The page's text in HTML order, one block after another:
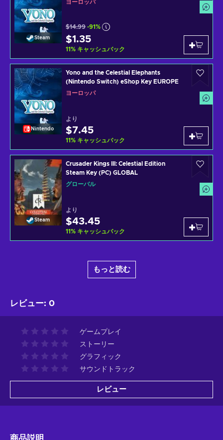
Steam
ヨーロッパ
$14.99 -91%
$1.35
11% キャッシュバック
Nintendo
Yono and the Celestial Elephants
(Nintendo Switch) eShop Key EUROPE
ヨーロッパ
より
$7.45
11% キャッシュバック
Steam
Crusader Kings III: Celestial Edition
Steam Key (PC) GLOBAL
グローバル
より
$43.45
11% キャッシュバック
もっと読む
レビュー: 0
ゲームプレイ
ストーリー
グラフィック
サウンドトラック
レビュー